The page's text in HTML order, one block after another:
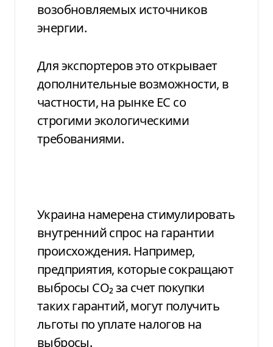
возобновляемых источников
энергии.
Для экспортеров это открывает
дополнительные возможности, в
частности, на рынке ЕС со
строгими экологическими
требованиями.
Украина намерена стимулировать
внутренний спрос на гарантии
происхождения. Например,
предприятия, которые сокращают
выбросы СО₂ за счет покупки
таких гарантий, могут получить
льготы по уплате налогов на
выбросы.